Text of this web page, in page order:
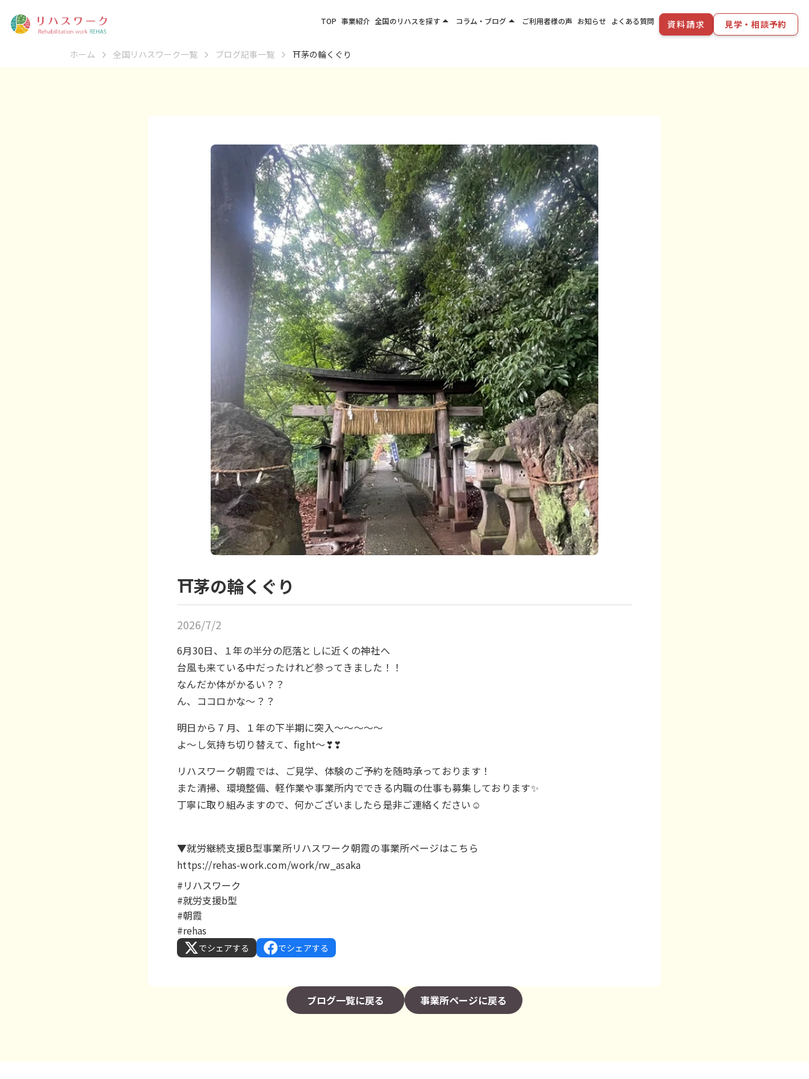
ホーム 全国リハスワーク一覧 ブログ記事一覧 ⛩茅の輪くぐり
⛩茅の輪くぐり
2026/7/2
6月30日、１年の半分の厄落としに近くの神社へ
台風も来ている中だったけれど参ってきました！！
なんだか体がかるい？？
ん、ココロかな～？？
明日から７月、１年の下半期に突入～～～～～
よ～し気持ち切り替えて、fight～❣❣
リハスワーク朝霞では、ご見学、体験のご予約を随時承っております！
また清掃、環境整備、軽作業や事業所内でできる内職の仕事も募集しております✨
丁寧に取り組みますので、何かございましたら是非ご連絡ください☺
▼就労継続支援B型事業所リハスワーク朝霞の事業所ページはこちら
https://rehas-work.com/work/rw_asaka
#リハスワーク
#就労支援b型
#朝霞
#rehas
でシェアする でシェアする
ブログ一覧に戻る 事業所ページに戻る
TOP 事業紹介 全国のリハスを探すarrow_drop_up
四国・九州エリア
コラム・ブログarrow_drop_up ご利用者様の声 お知らせ よくある質問 資料請求 見学・相談予約